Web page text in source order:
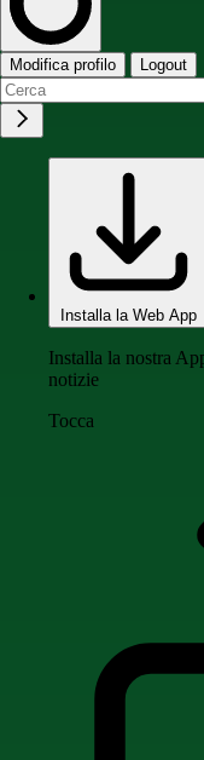
Modifica profilo Logout
Installa la Web App
Installa la nostra
notizie
Tocca